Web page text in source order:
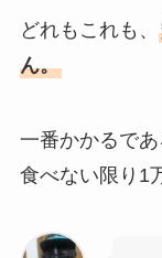
どれもこれも、
ん。
一番かかるで
食べない限り1